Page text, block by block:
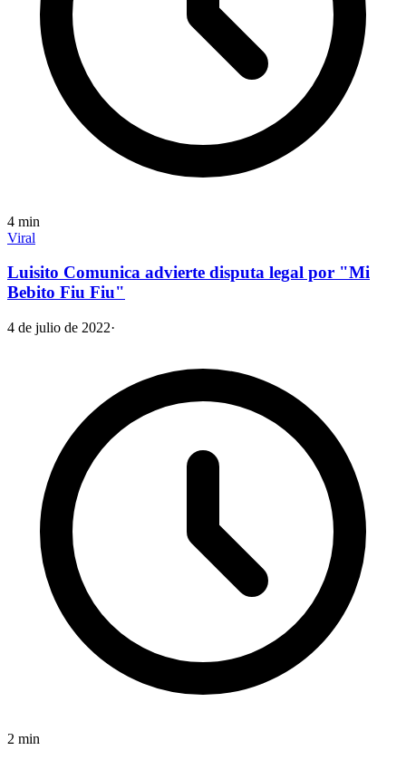
4 min
Viral
Luisito Comunica advierte disputa legal por "Mi
Bebito Fiu Fiu"
4 de julio de 2022·
2 min